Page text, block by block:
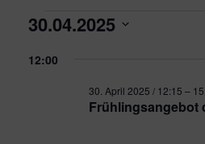
Veranstaltungen
für
30.04.2025
wählen.
12:00
Frühlingsangebot
30. April 2025 / 12:15 –